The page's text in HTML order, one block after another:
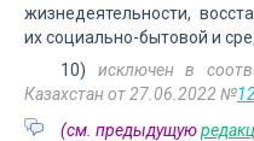
жизнедеятельности,
их социально-бытовой и
10) исключен в
Казахстан от 27.06.2022 №
(см. предыдущую